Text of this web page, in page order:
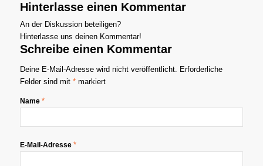
Hinterlasse einen Kommentar
An der Diskussion beteiligen?
Hinterlasse uns deinen Kommentar!
Schreibe einen Kommentar
Deine E-Mail-Adresse wird nicht veröffentlicht. Erforderliche
Felder sind mit *markiert
Name *
E-Mail-Adresse *